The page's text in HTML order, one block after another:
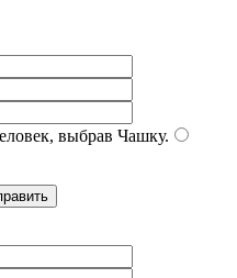
выбрав Чашку.